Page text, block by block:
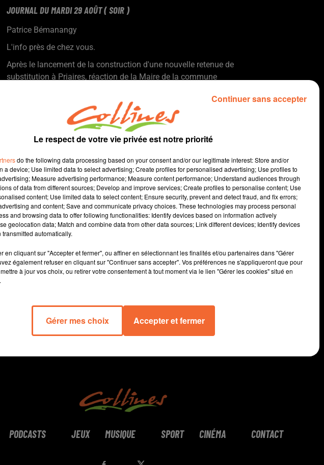
JOURNAL DU MARDI 29 AOÛT ( SOIR )
Patrice Bémanangy
L'info près de chez vous.
Après le lancement de la construction d'une nouvelle retenue de
substitution à Priaires, réaction de la Maire de la commune
Dans ce cadre Sophie Binet la secréataire nationale de la CGT
sera au tribunal de Niort le 08 septembre prochain pour soutenir
des prévenus jugés pour organisations de manifestations
interdites.
Cersay. Les fonds receuillis vont permettre d'aider des enfants
souffrant de maladies rares.
" Bienvenus à la retraite ! " La thématique de toute une série
d'ateliers et de modules proposés par le CSC du Pays
Mauléonnais à compter du 18 Sept sous la coordination
notamment de Béatrice Liaigre ( photo ).
11 min 7 sec
PODCASTS JEUX MUSIQUE SPORT CINÉMA CONTACT
Le respect de votre vie privée est notre priorité
do the following data processing based on your consent and/or our legitimate interest: Store and/or
a device; Use limited data to select advertising; Create profiles for personalised advertising; Use profiles to
Measure advertising performance; Measure content performance; Understand audiences through
of data from different sources; Develop and improve services; Create profiles to personalise content; Use
content; Use limited data to select content; Ensure security, prevent and detect fraud, and fix errors;
and content; Save and communicate privacy choices. These technologies may process personal
and browsing data to offer following functionalities: Identify devices based on information actively
geolocation data; Match and combine data from other data sources; Link different devices; Identify devices
automatically.
en cliquant sur "Accepter et fermer", ou affiner en sélectionnant les finalités et/ou partenaires dans "Gérer
également refuser en cliquant sur "Continuer sans accepter". Vos préférences ne s'appliqueront que pour
à jour vos choix, ou retirer votre consentement à tout moment via le lien "Gérer les cookies" situé en
Gérer mes choix Accepter et fermer
Continuer sans accepter